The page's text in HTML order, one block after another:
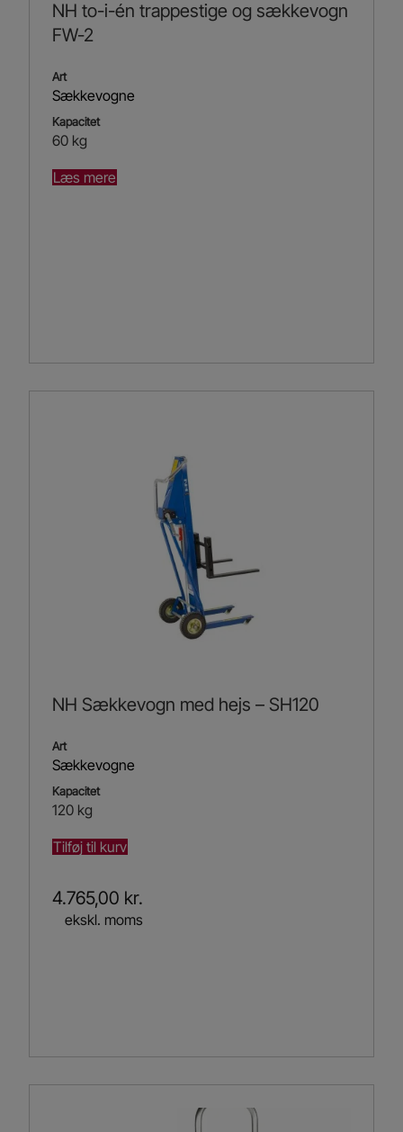
NH to-i-én trappestige og sækkevogn
FW-2
Art
Sækkevogne
Kapacitet
60 kg
Læs mere
NH Sækkevogn med hejs – SH120
Art
Sækkevogne
Kapacitet
120 kg
Tilføj til kurv
4.765,00 kr.
ekskl. moms